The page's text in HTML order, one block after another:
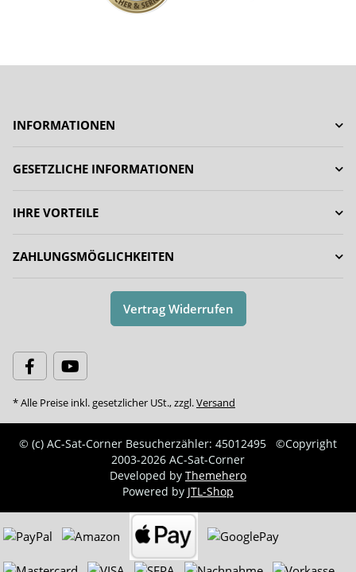
INFORMATIONEN
GESETZLICHE INFORMATIONEN
IHRE VORTEILE
ZAHLUNGSMÖGLICHKEITEN
Vertrag Widerrufen
* Alle Preise inkl. gesetzlicher USt., zzgl.Versand
© (c) AC-Sat-Corner Besucherzähler: 45012495
©Copyright
2003-2026 AC-Sat-Corner
Developed by Themehero
Powered by JTL-Shop